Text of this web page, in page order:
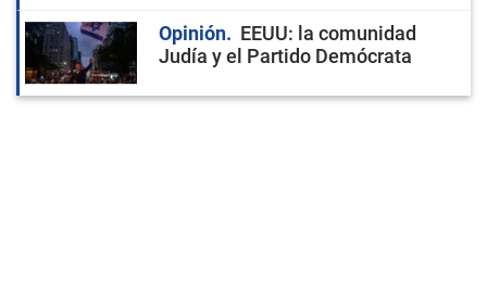
Opinión
EEUU: la comunidad
Judía y el Partido Demócrata